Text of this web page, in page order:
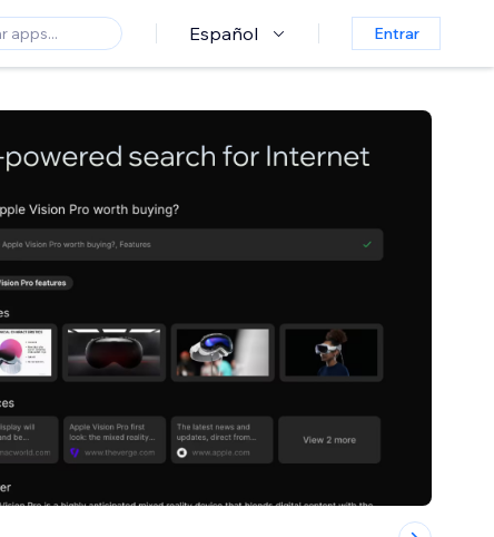
Español Entrar